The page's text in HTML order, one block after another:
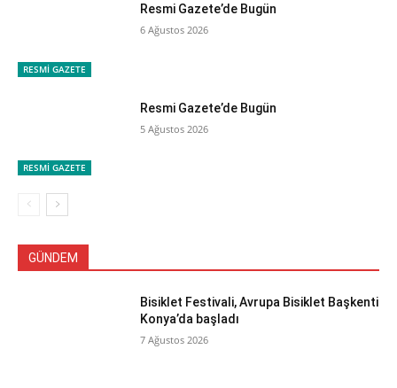
RESMİ GAZETE
Resmi Gazete’de Bugün
6 Ağustos 2026
RESMİ GAZETE
Resmi Gazete’de Bugün
5 Ağustos 2026
GÜNDEM
Bisiklet Festivali, Avrupa Bisiklet Başkenti
Konya’da başladı
7 Ağustos 2026